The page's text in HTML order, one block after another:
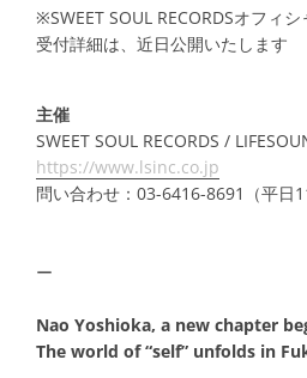
※SWEET SOUL RECORDSオフィ
受付詳細は、近日公開いたします
主催
SWEET SOUL RECORDS /
https://www.lsinc.co.jp
問い合わせ：03-6416-8691（平日
ー
Nao Yoshioka, a new chapter
The world of “self” unfolds in